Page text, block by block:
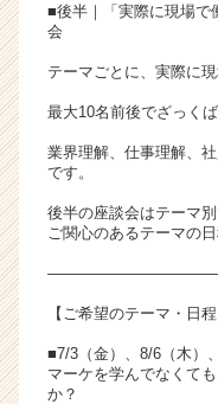
■後半｜「実際に現場で
会
テーマごとに、実際に
最大10名前後でざっく
業界理解、仕事理解、
です。
後半の座談会はテーマ別
ご関心のあるテーマの
【ご希望のテーマ・日
■7/3（金）、8/6（木）
マーケを学んでなくて
か？